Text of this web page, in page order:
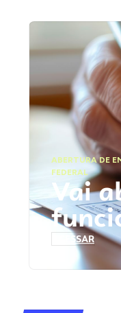
ABERTURA DE
FEDERAL
Vai
ACESSAR